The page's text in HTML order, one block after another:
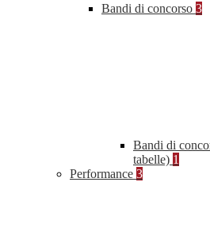
Bandi di concorso 3
Bandi di
tabelle) 1
Performance 3